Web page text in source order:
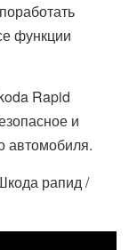
функции
Rapid
и
автомобиля.
рапид /